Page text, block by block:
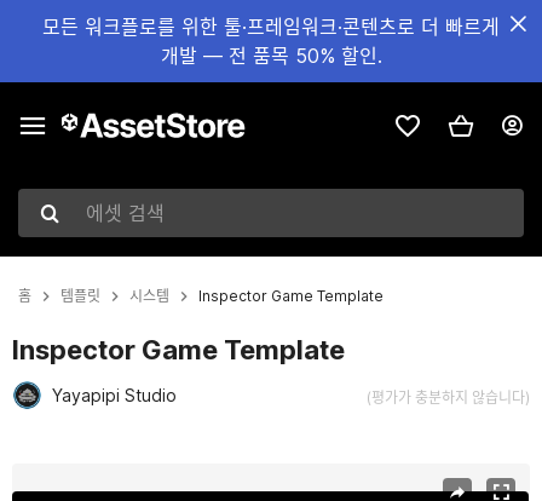
모든 워크플로를 위한 툴·프레임워크·콘텐츠로 더 빠르게
개발 — 전 품목 50% 할인.
에셋 검색
홈 템플릿 시스템 Inspector Game Template
Inspector Game Template
Yayapipi Studio (평가가 충분하지 않습니다)